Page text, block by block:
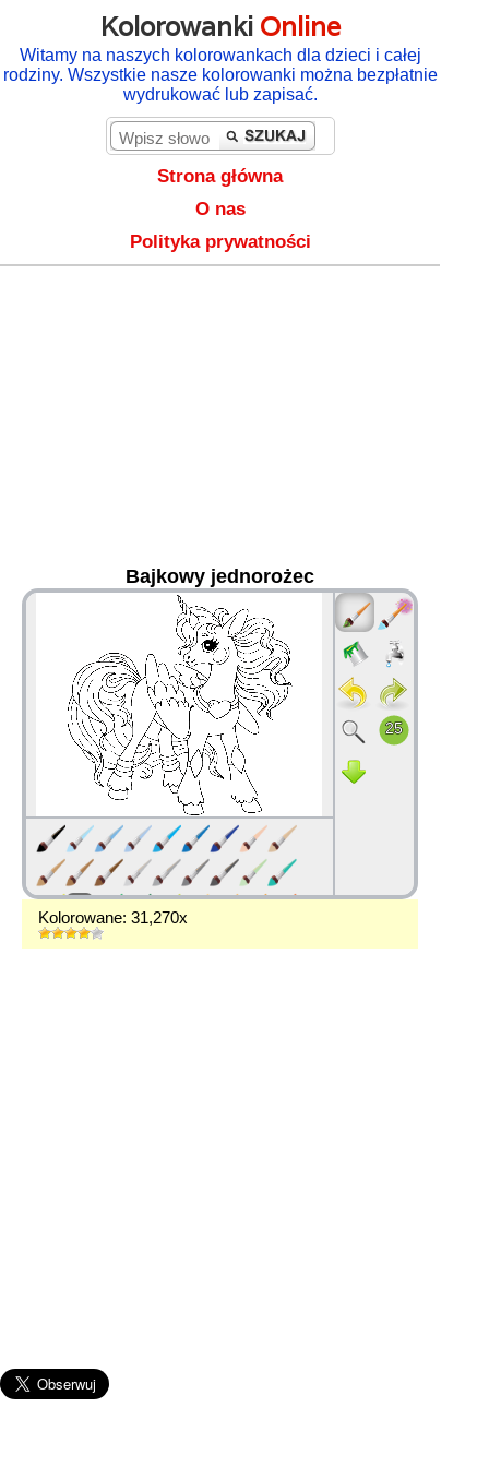
Kolorowanki Online
Witamy na naszych kolorowankach dla dzieci i całej
rodziny. Wszystkie nasze kolorowanki można bezpłatnie
wydrukować lub zapisać.
Strona główna
O nas
Polityka prywatności
Bajkowy jednorożec
Kolorowane: 31,270x